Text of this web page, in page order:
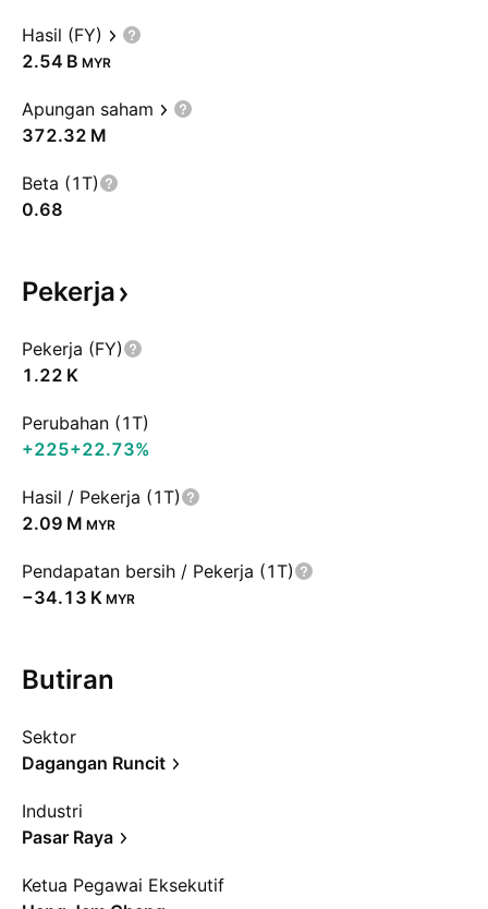
Hasil (FY)
‪2.54 B‬ MYR
Apungan saham
‪372.32 M‬
Beta (1T)
0.68
Pekerja
Pekerja (FY)
‪1.22 K‬
Perubahan (1T)
+225+22.73%
Hasil / Pekerja (1T)
‪2.09 M‬ MYR
Pendapatan bersih / Pekerja (1T)
‪−34.13 K‬ MYR
Butiran
Sektor
Dagangan Runcit
Industri
Pasar Raya
Ketua Pegawai Eksekutif